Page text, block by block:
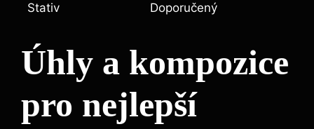
Stativ Doporučený
Úhly a kompozice
pro nejlepší